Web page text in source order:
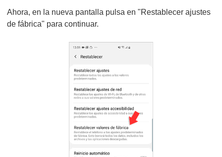
Ahora, en la nueva pantalla pulsa en "Restablecer ajustes
de fábrica" para continuar.